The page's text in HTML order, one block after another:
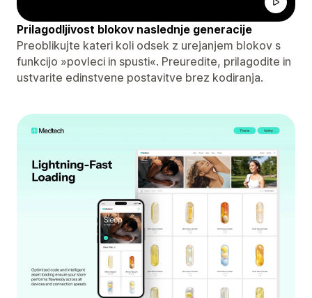
Prilagodljivost blokov naslednje generacije
Preoblikujte kateri koli odsek z urejanjem blokov s
funkcijo »povleci in spusti«. Preuredite, prilagodite in
ustvarite edinstvene postavitve brez kodiranja.